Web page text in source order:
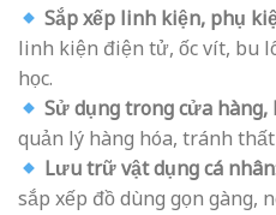
Sắp xếp linh kiện, phụ
linh kiện điện tử, ốc vít, bu
học.
Sử dụng trong cửa
quản lý hàng hóa, tránh
Lưu trữ vật dụng cá nhân
sắp xếp đồ dùng gọn gàng,